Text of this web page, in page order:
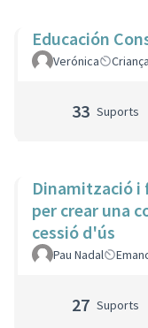
Educación
Verónica Criança
33 Suports
Dinamització i
per crear una
cessió d'ús
Pau Nadal
27 Suports